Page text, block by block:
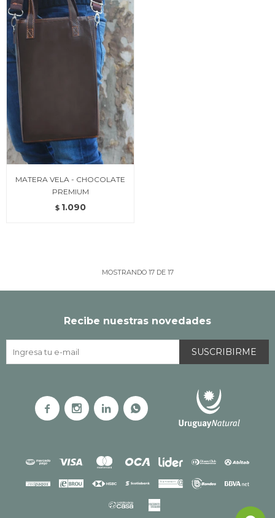
MATERA VELA - CHOCOLATE
PREMIUM
$ 1.090
MOSTRANDO 17DE 17
Recibe nuestras novedades
SUSCRIBIRME
   